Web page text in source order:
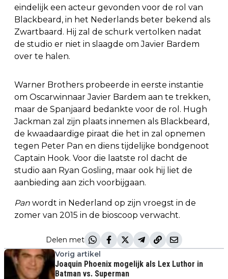
eindelijk een acteur gevonden voor de rol van
Blackbeard, in het Nederlands beter bekend als
Zwartbaard. Hij zal de schurk vertolken nadat
de studio er niet in slaagde om Javier Bardem
over te halen.
Warner Brothers probeerde in eerste instantie
om Oscarwinnaar Javier Bardem aan te trekken,
maar de Spanjaard bedankte voor de rol. Hugh
Jackman zal zijn plaats innemen als Blackbeard,
de kwaadaardige piraat die het in zal opnemen
tegen Peter Pan en diens tijdelijke bondgenoot
Captain Hook. Voor die laatste rol dacht de
studio aan Ryan Gosling, maar ook hij liet de
aanbieding aan zich voorbijgaan.
Pan wordt in Nederland op zijn vroegst in de
zomer van 2015 in de bioscoop verwacht.
Delen met
Vorig artikel
Joaquin Phoenix mogelijk als Lex Luthor in
Batman vs. Superman